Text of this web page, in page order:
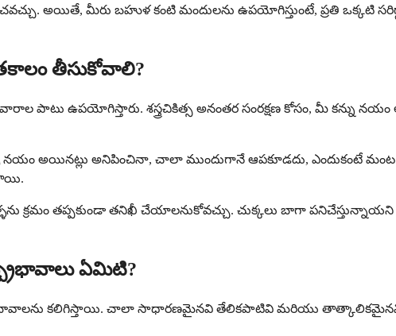
అయితే, మీరు బహుళ కంటి మందులను ఉపయోగిస్తుంటే, ప్రతి ఒక్కటి
తీసుకోవాలి?
పాటు ఉపయోగిస్తారు. శస్త్రచికిత్స అనంతర సంరక్షణ కోసం, మీ కన్ను
నయం అయినట్లు అనిపించినా, చాలా ముందుగానే ఆపకూడదు, ఎందుకంటే
క్రమం తప్పకుండా తనిఖీ చేయాలనుకోవచ్చు. చుక్కలు బాగా
ఏమిటి?
కలిగిస్తాయి. చాలా సాధారణమైనవి తేలికపాటివి మరియు తాత్కాలికమైనవి,